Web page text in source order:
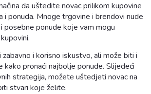
da uštedite novac prilikom kupovine
i ponuda. Mnoge trgovine i brendovi nude
posebne ponude koje vam mogu
i korisno iskustvo, ali može biti i
kako pronaći najbolje ponude. Slijedeći
strategija, možete uštedjeti novac na
stvari koje želite.